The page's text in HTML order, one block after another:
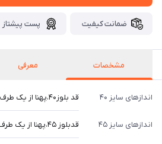
ضمانت کیفیت پست پیشتاز
مشخصات معرفی
اندازهای سایز ۴۰ قد بلوز۴۰،پهنا از یک طرف ۳۲،قدآستین۳۳،قدشلوار۵۸
اندازهای سایز ۴۵ قدبلوز ۴۵،پهنا از یک طرف۳۵،قدآستین۳۸،قدشلوار۶۵